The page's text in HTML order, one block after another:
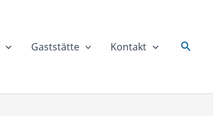
Gaststätte Kontakt